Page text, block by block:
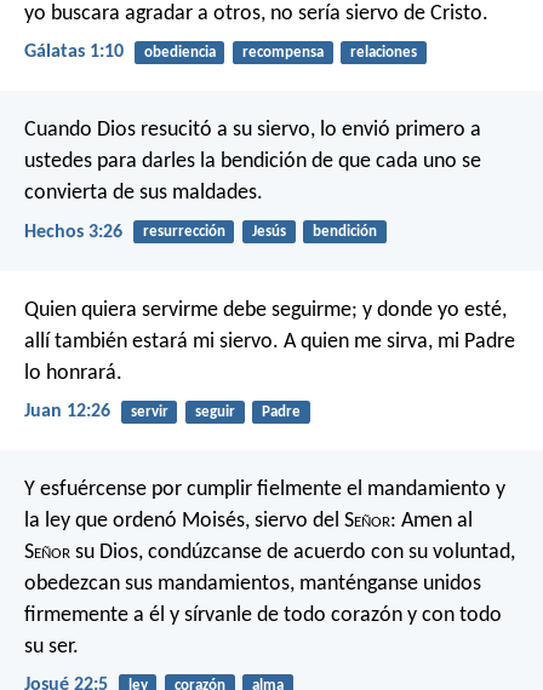
yo buscara agradar a otros, no sería siervo de Cristo.
Gálatas 1:10 obediencia recompensa relaciones
Cuando Dios resucitó a su siervo, lo envió primero a
ustedes para darles la bendición de que cada uno se
convierta de sus maldades.
Hechos 3:26 resurrección Jesús bendición
Quien quiera servirme debe seguirme; y donde yo esté,
allí también estará mi siervo. A quien me sirva, mi Padre
lo honrará.
Juan 12:26 servir seguir Padre
Y esfuércense por cumplir fielmente el mandamiento y
la ley que ordenó Moisés, siervo del Señor: Amen al
Señor su Dios, condúzcanse de acuerdo con su voluntad,
obedezcan sus mandamientos, manténganse unidos
firmemente a él y sírvanle de todo corazón y con todo
su ser.
Josué 22:5 ley corazón alma